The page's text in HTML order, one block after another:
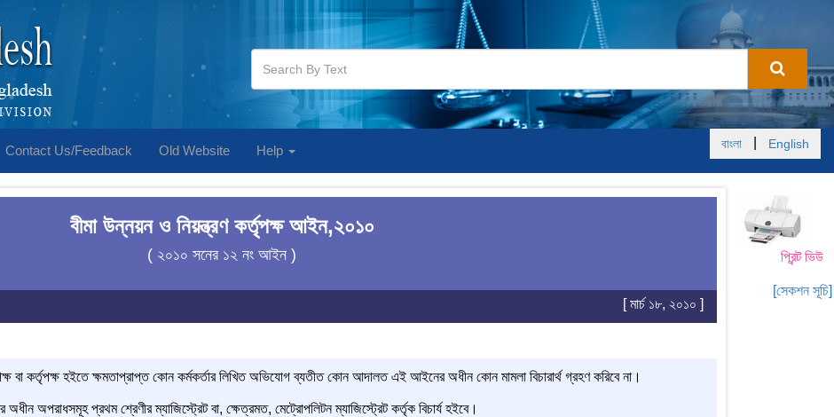
Contact Us/Feedback Old Website Help বাংলা English
প্রিন্ট ভিউ
[সেকশন সূচি]
বীমা উন্নয়ন ও নিয়ন্ত্রণ কর্তৃপক্ষ আইন,২০১০
( ২০১০ সনের ১২ নং আইন )
[ মার্চ ১৮, ২০১০ ]
বা কর্তৃপক্ষ হইতে ক্ষমতাপ্রাপ্ত কোন কর্মকর্তার লিখিত অভিযোগ ব্যতীত কোন আদালত এই আইনের অধীন কোন মামলা বিচারার্থ গ্রহণ করিবে না।
অপরাধসমূহ প্রথম শ্রেণীর ম্যাজিস্ট্রেট বা, ক্ষেত্রমত, মেট্রোপলিটন ম্যাজিস্ট্রেট কর্তৃক বিচার্য হইবে।